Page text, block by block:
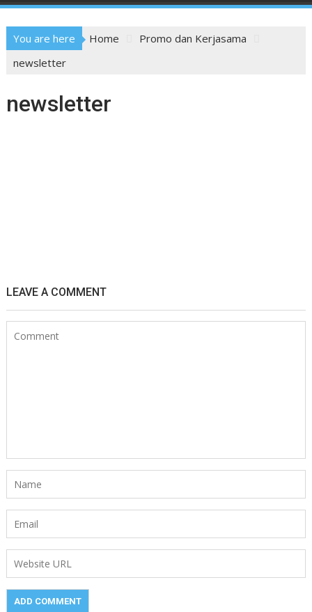
You are here Home
Promo dan Kerjasama
newsletter
newsletter
LEAVE A COMMENT